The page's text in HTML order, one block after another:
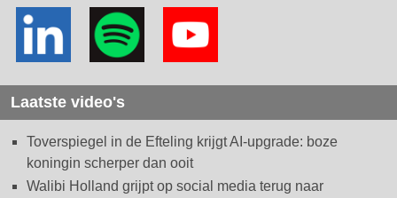
Laatste video's
Toverspiegel in de Efteling krijgt AI-upgrade: boze
koningin scherper dan ooit
Walibi Holland grijpt op social media terug naar